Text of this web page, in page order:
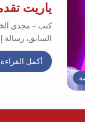
ياريت
كتب – مجدي
السابق، رسالة
أكمل